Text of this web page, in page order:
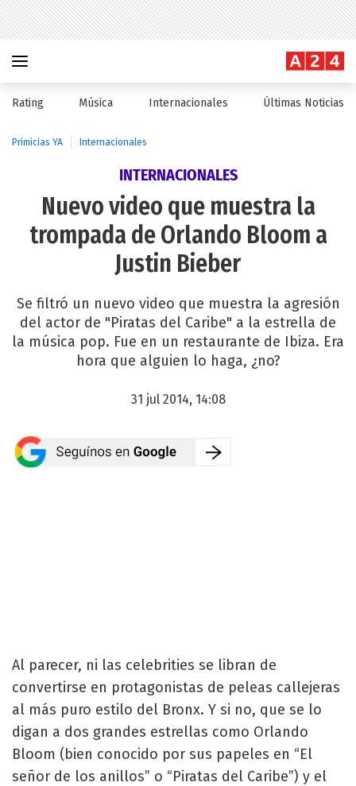
Rating Música Internacionales Últimas Noticias
Primicias YA Internacionales
INTERNACIONALES
Nuevo video que muestra la
trompada de Orlando Bloom a
Justin Bieber
Se filtró un nuevo video que muestra la agresión
del actor de "Piratas del Caribe" a la estrella de
la música pop. Fue en un restaurante de Ibiza. Era
hora que alguien lo haga, ¿no?
31 jul 2014, 14:08
Al parecer, ni las celebrities se libran de
convertirse en protagonistas de peleas callejeras
al más puro estilo del Bronx. Y si no, que se lo
digan a dos grandes estrellas como Orlando
Bloom (bien conocido por sus papeles en “El
señor de los anillos” o “Piratas del Caribe”) y el